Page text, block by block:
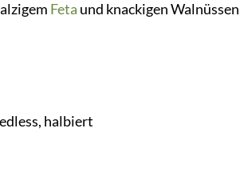
Feta und knackigen
halbiert